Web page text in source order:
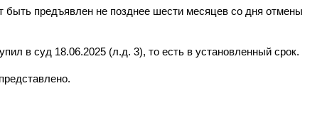
быть предъявлен не позднее шести месяцев со дня отмены
в суд 18.06.2025 (л.д. 3), то есть в установленный срок.